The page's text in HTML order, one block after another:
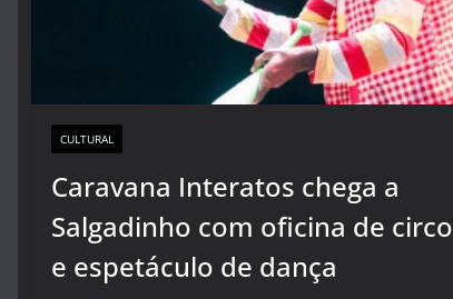
CULTURAL
Caravana Interatos chega a
Salgadinho com oficina de circo
e espetáculo de dança